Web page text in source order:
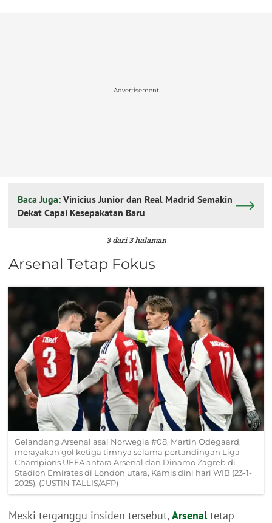
Advertisement
Baca Juga: Vinicius Junior dan Real Madrid Semakin
Dekat Capai Kesepakatan Baru
3 dari 3 halaman
Arsenal Tetap Fokus
Gelandang Arsenal asal Norwegia #08, Martin Odegaard,
merayakan gol ketiga timnya selama pertandingan Liga
Champions UEFA antara Arsenal dan Dinamo Zagreb di
Stadion Emirates di London utara, Kamis dini hari WIB (23-1-
2025). (JUSTIN TALLIS/AFP)
Meski terganggu insiden tersebut, Arsenaltetap